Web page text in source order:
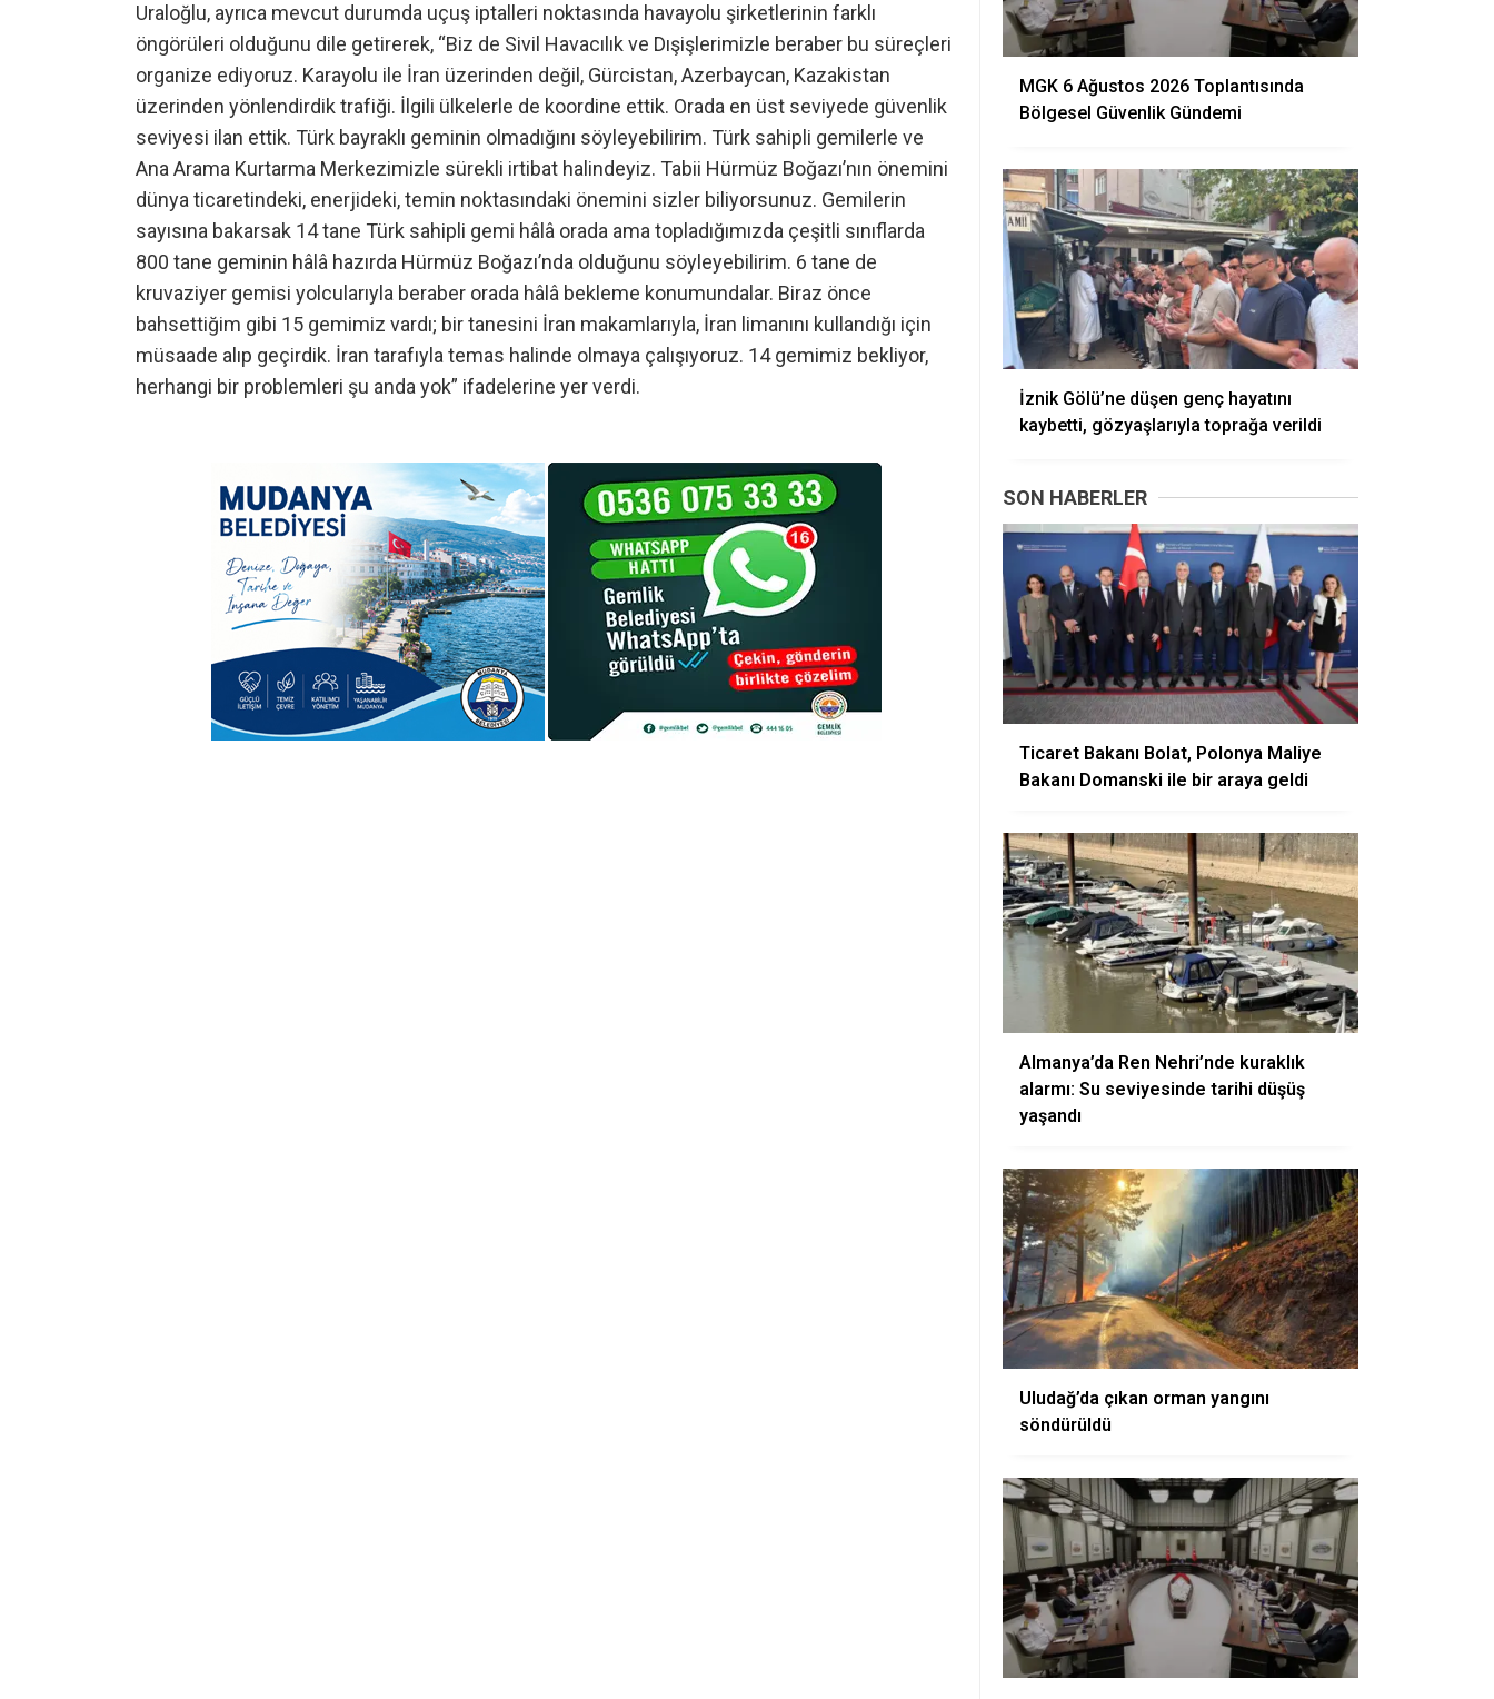
Uraloğlu, ayrıca mevcut durumda uçuş iptalleri noktasında havayolu şirketlerinin farklı
öngörüleri olduğunu dile getirerek, “Biz de Sivil Havacılık ve Dışişlerimizle beraber bu süreçleri
organize ediyoruz. Karayolu ile İran üzerinden değil, Gürcistan, Azerbaycan, Kazakistan
üzerinden yönlendirdik trafiği. İlgili ülkelerle de koordine ettik. Orada en üst seviyede güvenlik
seviyesi ilan ettik. Türk bayraklı geminin olmadığını söyleyebilirim. Türk sahipli gemilerle ve
Ana Arama Kurtarma Merkezimizle sürekli irtibat halindeyiz. Tabii Hürmüz Boğazı’nın önemini
dünya ticaretindeki, enerjideki, temin noktasındaki önemini sizler biliyorsunuz. Gemilerin
sayısına bakarsak 14 tane Türk sahipli gemi hâlâ orada ama topladığımızda çeşitli sınıflarda
800 tane geminin hâlâ hazırda Hürmüz Boğazı’nda olduğunu söyleyebilirim. 6 tane de
kruvaziyer gemisi yolcularıyla beraber orada hâlâ bekleme konumundalar. Biraz önce
bahsettiğim gibi 15 gemimiz vardı; bir tanesini İran makamlarıyla, İran limanını kullandığı için
müsaade alıp geçirdik. İran tarafıyla temas halinde olmaya çalışıyoruz. 14 gemimiz bekliyor,
herhangi bir problemleri şu anda yok” ifadelerine yer verdi.
MGK 6 Ağustos 2026 Toplantısında
Bölgesel Güvenlik Gündemi
İznik Gölü’ne düşen genç hayatını
kaybetti, gözyaşlarıyla toprağa verildi
SON HABERLER
Ticaret Bakanı Bolat, Polonya Maliye
Bakanı Domanski ile bir araya geldi
Almanya’da Ren Nehri’nde kuraklık
alarmı: Su seviyesinde tarihi düşüş
yaşandı
Uludağ’da çıkan orman yangını
söndürüldü